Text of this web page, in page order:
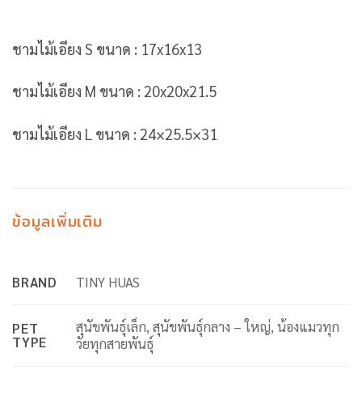
ชามไม้เอียง S ขนาด : 17x16x13
ชามไม้เอียง M ขนาด : 20x20x21.5
ชามไม้เอียง L ขนาด : 24×25.5×31
ข้อมูลเพิ่มเติม
BRAND TINY HUAS
PET
TYPE
สุนัขพันธุ์เล็ก, สุนัขพันธุ์กลาง – ใหญ่, น้องแมวทุก
วัยทุกสายพันธุ์